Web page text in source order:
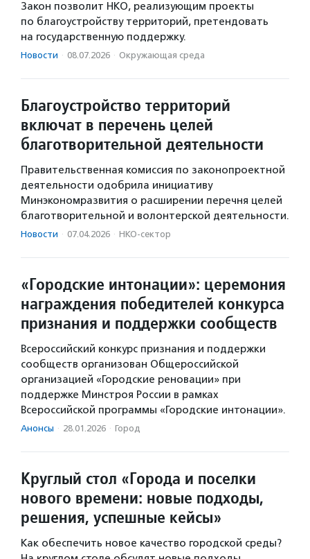
Закон позволит НКО, реализующим проекты
по благоустройству территорий, претендовать
на государственную поддержку.
Новости · 08.07.2026 · Окружающая среда
Благоустройство территорий
включат в перечень целей
благотворительной деятельности
Правительственная комиссия по законопроектной
деятельности одобрила инициативу
Минэкономразвития о расширении перечня целей
благотворительной и волонтерской деятельности.
Новости · 07.04.2026 · НКО-сектор
«Городские интонации»: церемония
награждения победителей конкурса
признания и поддержки сообществ
Всероссийский конкурс признания и поддержки
сообществ организован Общероссийской
организацией «Городские реновации» при
поддержке Минстроя России в рамках
Всероссийской программы «Городские интонации».
Анонсы · 28.01.2026 · Город
Круглый стол «Города и поселки
нового времени: новые подходы,
решения, успешные кейсы»
Как обеспечить новое качество городской среды?